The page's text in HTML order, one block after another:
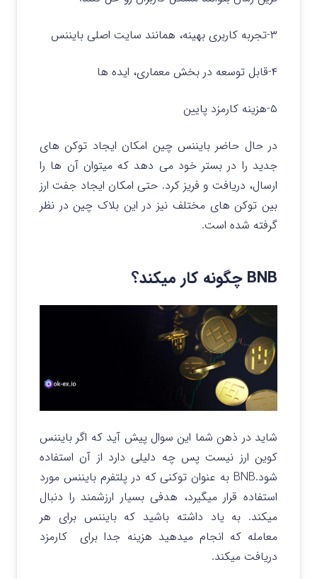
۳-تجربه کاربری بهینه، همانند سایت اصلی بایننس
۴-قابل توسعه در بخش معماری، ایده ها
۵-هزینه کارمزد پایین
در حال حاضر بایننس چین امکان ایجاد توکن های
جدید را در بستر خود می دهد که میتوان آن ها را
ارسال، دریافت و فریز کرد. حتی امکان ایجاد جفت ارز
بین توکن های مختلف نیز در این بلاک چین در نظر
گرفته شده است.
BNB چگونه کار میکند؟
شاید در ذهن شما این سوال پیش آید که اگر بایننس
کوین ارز نیست پس چه دلیلی دارد از آن استفاده
شود.BNB به عنوان توکنی که در پلتفرم بایننس مورد
استفاده قرار میگیرد، هدفی بسیار ارزشمند را دنبال
میکند. به یاد داشته باشید که بایننس برای هر
معامله که انجام میدهید هزینه جدا برای کارمزد
دریافت میکند.